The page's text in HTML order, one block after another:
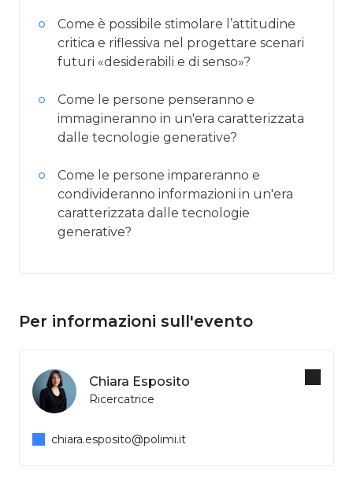
Come è possibile stimolare l’attitudine
critica e riflessiva nel progettare scenari
futuri «desiderabili e di senso»?
Come le persone penseranno e
immagineranno in un'era caratterizzata
dalle tecnologie generative?
Come le persone impareranno e
condivideranno informazioni in un'era
caratterizzata dalle tecnologie
generative?
Per informazioni sull'evento
Chiara Esposito
Ricercatrice
chiara.esposito@polimi.it